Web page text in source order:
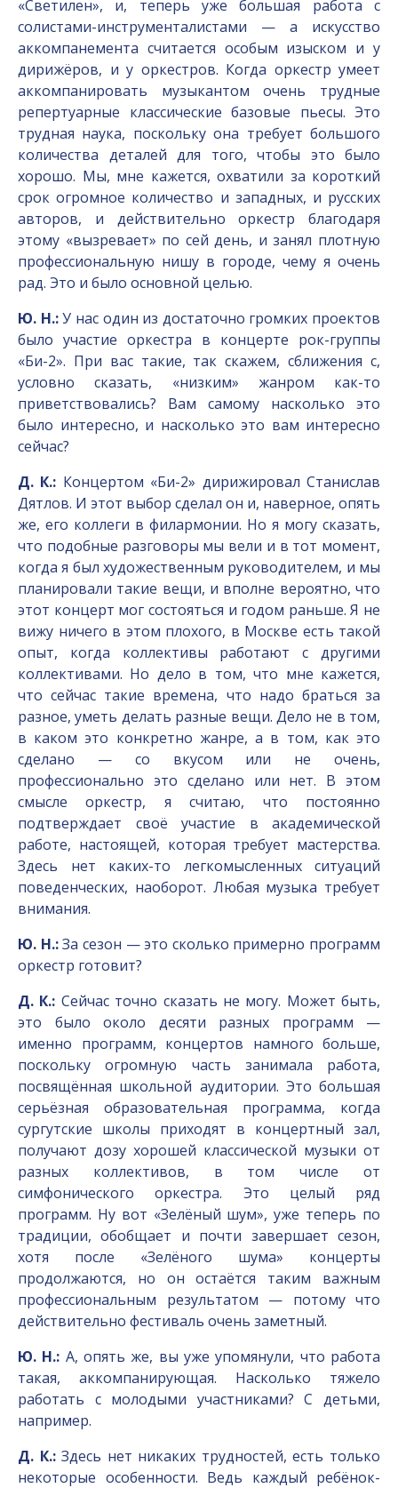
«Светилен», и, теперь уже большая работа с
солистами-инструменталистами — а искусство
аккомпанемента считается особым изыском и у
дирижёров, и у оркестров. Когда оркестр умеет
аккомпанировать музыкантом очень трудные
репертуарные классические базовые пьесы. Это
трудная наука, поскольку она требует большого
количества деталей для того, чтобы это было
хорошо. Мы, мне кажется, охватили за короткий
срок огромное количество и западных, и русских
авторов, и действительно оркестр благодаря
этому «вызревает» по сей день, и занял плотную
профессиональную нишу в городе, чему я очень
рад. Это и было основной целью.
Ю. Н.:У нас один из достаточно громких проектов
было участие оркестра в концерте рок-группы
«Би-2». При вас такие, так скажем, сближения с,
условно сказать, «низким» жанром как-то
приветствовались? Вам самому насколько это
было интересно, и насколько это вам интересно
сейчас?
Д. К.: Концертом «Би-2» дирижировал Станислав
Дятлов. И этот выбор сделал он и, наверное, опять
же, его коллеги в филармонии. Но я могу сказать,
что подобные разговоры мы вели и в тот момент,
когда я был художественным руководителем, и мы
планировали такие вещи, и вполне вероятно, что
этот концерт мог состояться и годом раньше. Я не
вижу ничего в этом плохого, в Москве есть такой
опыт, когда коллективы работают с другими
коллективами. Но дело в том, что мне кажется,
что сейчас такие времена, что надо браться за
разное, уметь делать разные вещи. Дело не в том,
в каком это конкретно жанре, а в том, как это
сделано — со вкусом или не очень,
профессионально это сделано или нет. В этом
смысле оркестр, я считаю, что постоянно
подтверждает своё участие в академической
работе, настоящей, которая требует мастерства.
Здесь нет каких-то легкомысленных ситуаций
поведенческих, наоборот. Любая музыка требует
внимания.
Ю. Н.:За сезон — это сколько примерно программ
оркестр готовит?
Д. К.: Сейчас точно сказать не могу. Может быть,
это было около десяти разных программ —
именно программ, концертов намного больше,
поскольку огромную часть занимала работа,
посвящённая школьной аудитории. Это большая
серьёзная образовательная программа, когда
сургутские школы приходят в концертный зал,
получают дозу хорошей классической музыки от
разных коллективов, в том числе от
симфонического оркестра. Это целый ряд
программ. Ну вот «Зелёный шум», уже теперь по
традиции, обобщает и почти завершает сезон,
хотя после «Зелёного шума» концерты
продолжаются, но он остаётся таким важным
профессиональным результатом — потому что
действительно фестиваль очень заметный.
Ю. Н.: А, опять же, вы уже упомянули, что работа
такая, аккомпанирующая. Насколько тяжело
работать с молодыми участниками? С детьми,
например.
Д. К.:Здесь нет никаких трудностей, есть только
некоторые особенности. Ведь каждый ребёнок-